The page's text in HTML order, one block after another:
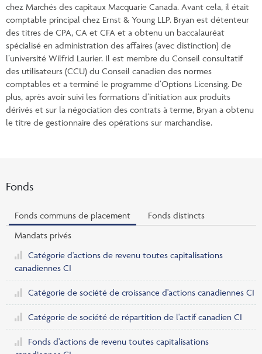
chez Marchés des capitaux Macquarie Canada. Avant cela, il était
comptable principal chez Ernst & Young LLP. Bryan est détenteur
des titres de CPA, CA et CFA et a obtenu un baccalauréat
spécialisé en administration des affaires (avec distinction) de
l’université Wilfrid Laurier. Il est membre du Conseil consultatif
des utilisateurs (CCU) du Conseil canadien des normes
comptables et a terminé le programme d’Options Licensing. De
plus, après avoir suivi les formations d’initiation aux produits
dérivés et sur la négociation des contrats à terme, Bryan a obtenu
le titre de gestionnaire des opérations sur marchandise.
Fonds
Fonds communs de placement
Fonds distincts
Mandats privés
Catégorie d'actions de revenu toutes capitalisations
canadiennes CI
Catégorie de société de croissance d'actions canadiennes CI
Catégorie de société de répartition de l'actif canadien CI
Fonds d'actions de revenu toutes capitalisations